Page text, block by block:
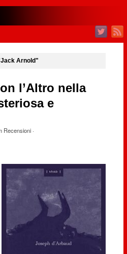
Arnold"
l’Altro nella
e
Recensioni·